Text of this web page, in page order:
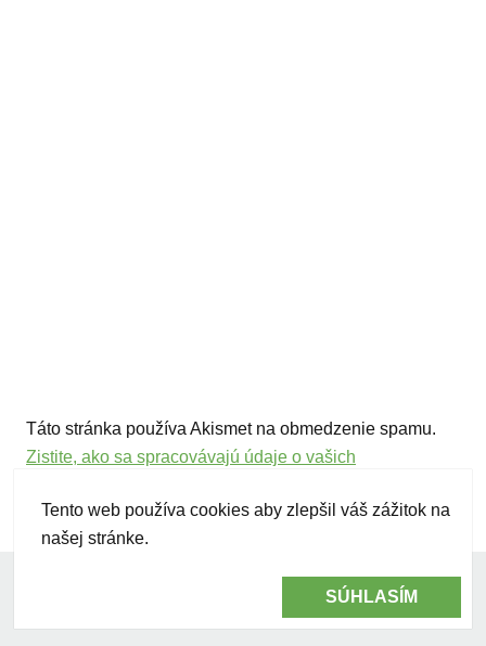
Táto stránka používa Akismet na obmedzenie spamu.
Zistite, ako sa spracovávajú údaje o vašich
vegan@vegancooking.sk
Tento web používa cookies aby zlepšil váš zážitok na
našej stránke.
SÚHLASÍM